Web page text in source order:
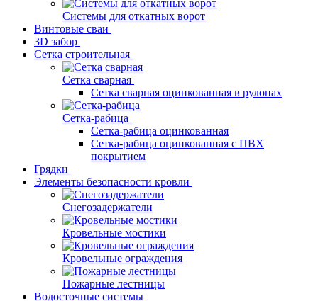
Системы для откатных ворот
Винтовые сваи
3D забор
Сетка строительная
Сетка сварная
Сетка сварная оцинкованная в рулонах
Сетка-рабица
Сетка-рабица оцинкованная
Сетка-рабица оцинкованная с ПВХ
покрытием
Грядки
Элементы безопасности кровли
Снегозадержатели
Кровельные мостики
Кровельные ограждения
Пожарные лестницы
Водосточные системы